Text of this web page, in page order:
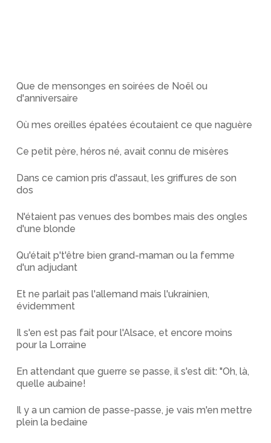
Que de mensonges en soirées de Noël ou
d'anniversaire
Où mes oreilles épatées écoutaient ce que naguère
Ce petit père, héros né, avait connu de misères
Dans ce camion pris d'assaut, les griffures de son
dos
N'étaient pas venues des bombes mais des ongles
d'une blonde
Qu'était p't'être bien grand-maman ou la femme
d'un adjudant
Et ne parlait pas l'allemand mais l'ukrainien,
évidemment
Il s'en est pas fait pour l'Alsace, et encore moins
pour la Lorraine
En attendant que guerre se passe, il s'est dit: "Oh, là,
quelle aubaine!
Il y a un camion de passe-passe, je vais m'en mettre
plein la bedaine